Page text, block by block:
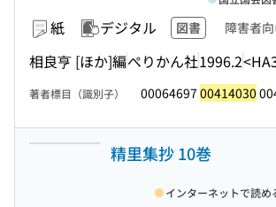
紙 デジタル 図書 障害者
相良亨 [ほか]編ぺりかん社1996.2
著者標目（識別子） 00064697 00414030
精里集抄 10巻
インターネットで読め